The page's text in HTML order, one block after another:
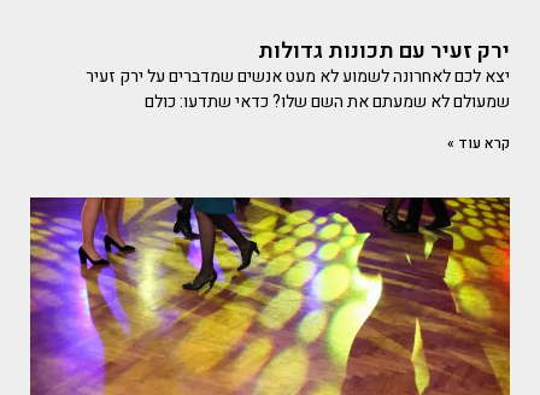
ירק זעיר עם תכונות גדולות
יצא לכם לאחרונה לשמוע לא מעט אנשים שמדברים על ירק זעיר
שמעולם לא שמעתם את השם שלו? כדאי שתדעו: כולם
קרא עוד »